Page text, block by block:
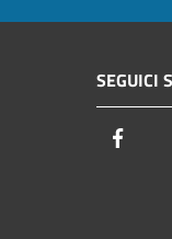
SEGUICI